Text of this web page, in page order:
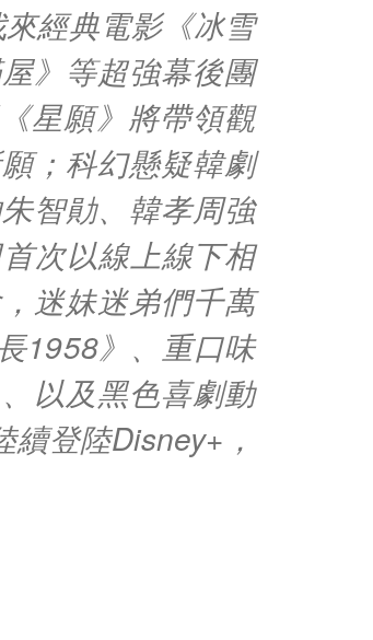
經典電影《冰雪
》等超強幕後團
星願》將帶領觀
；科幻懸疑韓劇
智勛、韓孝周強
次以線上線下相
迷妹迷弟們千萬
1958》、重口味
以及黑色喜劇動
登陸Disney+，